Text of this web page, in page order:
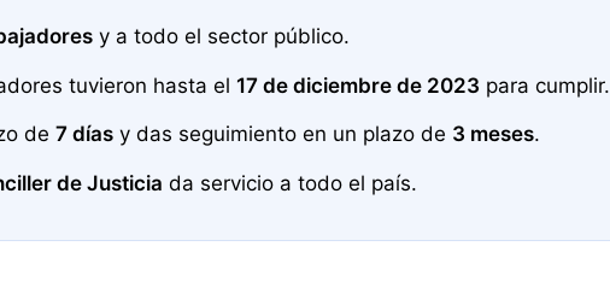
y a todo el sector público.
tuvieron hasta el 17 de diciembre de 2023 para cumplir.
de 7 días y das seguimiento en un plazo de 3 meses.
de Justicia da servicio a todo el país.